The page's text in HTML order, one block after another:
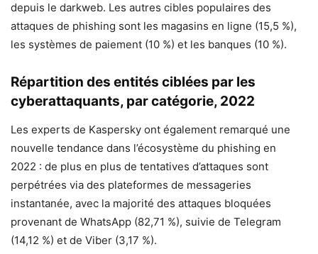
depuis le darkweb. Les autres cibles populaires des
attaques de phishing sont les magasins en ligne (15,5 %),
les systèmes de paiement (10 %) et les banques (10 %).
Répartition des entités ciblées par les
cyberattaquants, par catégorie, 2022
Les experts de Kaspersky ont également remarqué une
nouvelle tendance dans l’écosystème du phishing en
2022 : de plus en plus de tentatives d’attaques sont
perpétrées via des plateformes de messageries
instantanée, avec la majorité des attaques bloquées
provenant de WhatsApp (82,71 %), suivie de Telegram
(14,12 %) et de Viber (3,17 %).